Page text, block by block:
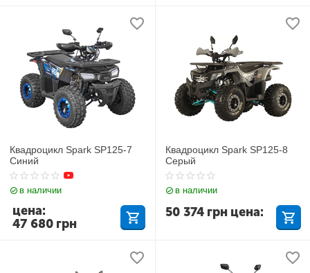
Квадроцикл Spark SP125-7
Синий
в наличии
47 680 грн
цена:
Квадроцикл Spark SP125-8
Серый
в наличии
50 374 грн цена: